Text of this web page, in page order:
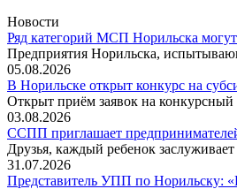
Новости
Ряд категорий МСП Норильска
Предприятия Норильска,
05.08.2026
В Норильске открыт конкурс на
Открыт приём заявок на конкурсный
03.08.2026
ССПП приглашает
Друзья, каждый ребенок
31.07.2026
Представитель УПП по Норильску: